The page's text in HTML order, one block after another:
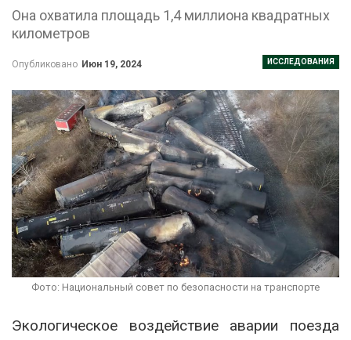
Она охватила площадь 1,4 миллиона квадратных
километров
ИССЛЕДОВАНИЯ
Опубликовано Июн 19, 2024
Фото: Национальный совет по безопасности на транспорте
Экологическое воздействие аварии поезда